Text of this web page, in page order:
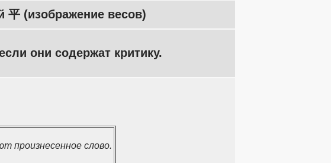
平 (изображение весов)
они содержат критику.
произнесенное слово.